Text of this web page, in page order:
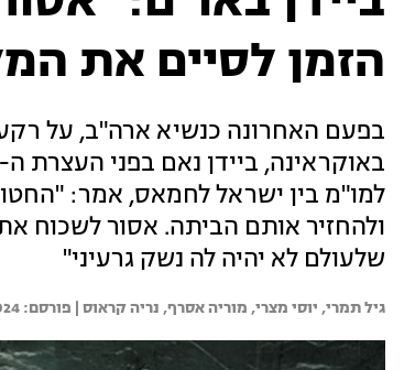
הזמן לסיים את
בפעם האחרונה כנשיא ארה"ב, על
למו"מ בין ישראל לחמאס, אמר:
שלעולם לא יהיה לה נשק גרעיני"
גיל תמרי, יוסי מצרי, מוריה אסרף, נריה קראוס |